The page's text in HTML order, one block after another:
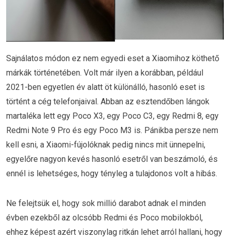
Sajnálatos módon ez nem egyedi eset a Xiaomihoz köthető
márkák történetében. Volt már ilyen a korábban, például
2021-ben egyetlen év alatt öt különálló, hasonló eset is
történt a cég telefonjaival. Abban az esztendőben lángok
martaléka lett egy Poco X3, egy Poco C3, egy Redmi 8, egy
Redmi Note 9 Pro és egy Poco M3 is. Pánikba persze nem
kell esni, a Xiaomi-fújolóknak pedig nincs mit ünnepelni,
egyelőre nagyon kevés hasonló esetről van beszámoló, és
ennél is lehetséges, hogy tényleg a tulajdonos volt a hibás.
Ne felejtsük el, hogy sok millió darabot adnak el minden
évben ezekből az olcsóbb Redmi és Poco mobilokból,
ehhez képest azért viszonylag ritkán lehet arról hallani, hogy